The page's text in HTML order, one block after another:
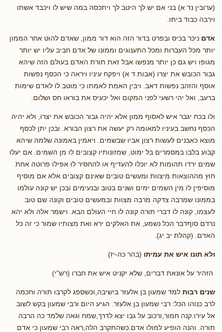
(ערובין נד א) בני אם יש לך היטב לך ויתכסה במה שיש לו ויכבד אשתו
וירבה כבוד ביתו.
אדם ניכר בכיס ובפרט בדור הזה הוא דור ממון, שאדם להוט אחר הממון
יותר מכל העברות ומכל התענוגים וממונו של אדם חביב עליו יש יותר
מגופו ויש גם כן יותר מנפשו אבל זאת תורת האדם בעולם הזה שיהא
גבור הכובש את יצרו (אבות ד א) ויפקח עיניו ויראה כי הכסף נפשות
אוסף והזהב נפשות דאב. ויבין האמת לאמתו כי מוטב לו לאדם שימות
ברעב, ואל יהי רשעי לפני המקום ואל יכעיס את בוראו חס ושלום.
ולו בכח יגבר איש לאסוף ממון אלא יהיה גבור הכובש את יצרו, ולא יהיה
הכסף נחשב בעיניו למאומה רק יעשה את רצון הבורא. ובכן יתן לכסף
מוצא כאבנים לעשות רצון אביו שבשמים. ויאמין באמונה שלמה שיהא
קבוע בלבו במסמרים בל ימוט, שמזונותיו קצובים לו מן השמים. אם יעלו
שמים ירדו תהומות לא יוכלו להעדיף או להחסיר לו אפילו פרוטה אחת
חוץ מההוצאות מיצוות ומעשים טובים שאינם קצובים אלא אם מוסיף
מוסיפין לו מין השמים ימים ושנים בטוב ובנעימים ובכן יש קונה עולמו
בממונו שמרבה צדקה מרבה מצוות ובמעשים טובים וקונה שם טוב
לעצמו, קונה לו דברי תורה קונה לו חיי העולם הבא. וישמר אלה ולא יהא
נרדם סוףדבר הכל נשמע, את האלקים ירא ואת מצותיו שמור כי זה כל
האדם. (קהלת יב יג).
ולא תונו איש את עמיתו (בהר כה-יז)
הזהיר על אונאת דברים, שלא יקניט איש את חברו (רש"י)
שנים רבות למד שמעון בן אלעזר בישיבה,וכשספג לקרבו תורה וחכמה
לרב כנוהו הכל: רבי שמעון בן אלעזר. הגיע היום ורבי שמעון בקש לשוב
אל עירו.קנה חמור,ורכוב על גבו יצא לדרך,שמח וגאה שלמד כה הרבה
תורה. והנה הופיע למולו אדם.כשהתקרב הלה,ראה רבי שמעון כי אדם